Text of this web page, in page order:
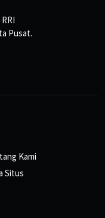
Pusat.
Kami
Situs